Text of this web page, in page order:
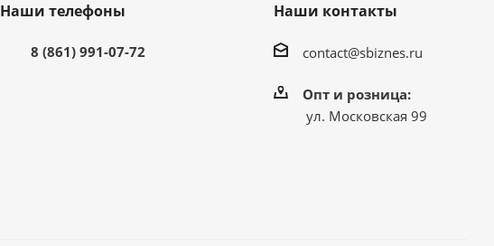
Наши телефоны
8 (861) 991-07-72
Наши контакты
contact@sbiznes.ru
Опт и розница:
ул. Московская 99